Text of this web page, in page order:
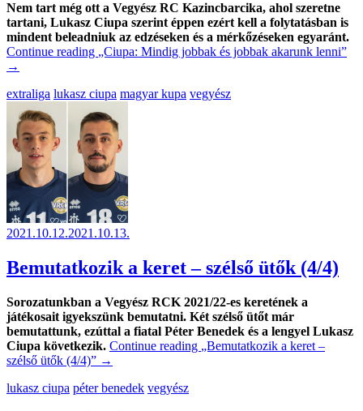
Nem tart még ott a Vegyész RC Kazincbarcika, ahol szeretne
tartani, Lukasz Ciupa szerint éppen ezért kell a folytatásban is
mindent beleadniuk az edzéseken és a mérkőzéseken egyaránt.
Continue reading „Ciupa: Mindig jobbak és jobbak akarunk lenni”
→
extraliga lukasz ciupa magyar kupa vegyész
2021.10.12.2021.10.13.
Bemutatkozik a keret – szélső ütők (4/4)
Sorozatunkban a Vegyész RCK 2021/22-es keretének a
játékosait igyekszünk bemutatni. Két szélső ütőt már
bemutattunk, ezúttal a fiatal Péter Benedek és a lengyel Lukasz
Ciupa következik. Continue reading „Bemutatkozik a keret –
szélső ütők (4/4)” →
lukasz ciupa péter benedek vegyész